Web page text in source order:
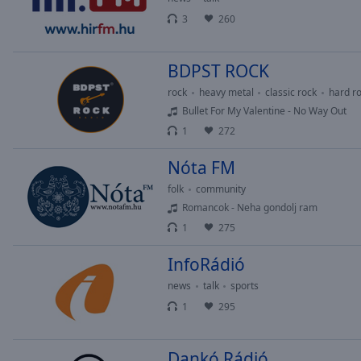
3
260
BDPST ROCK
rock heavy metal classic rock
hard
Bullet For My Valentine - No Way Out
1
272
Nóta FM
folk
community
Romancok - Neha gondolj ram
1
275
InfoRádió
news talk
sports
1
295